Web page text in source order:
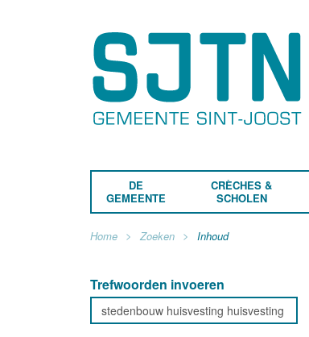
DE
GEMEENTE
CRÈCHES &
SCHOLEN
Home Zoeken Inhoud
Trefwoorden invoeren